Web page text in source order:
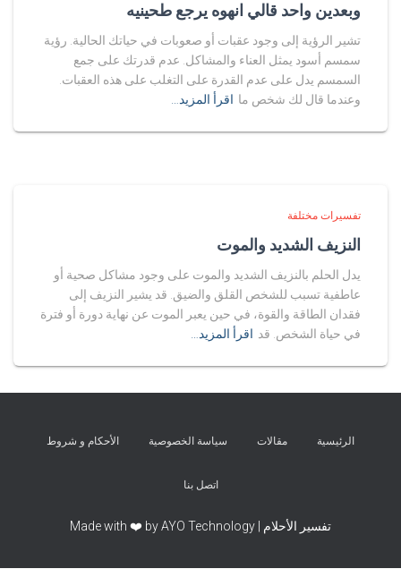
وبعدين واحد قالي انهوه يرجع طحينيه
تشير الرؤية إلى وجود عقبات أو صعوبات في حياتك الحالية. رؤية
سمسم أسود يمثل العناء والمشاكل. عدم قدرتك على جمع
السمسم يدل على عدم القدرة على التغلب على هذه العقبات.
وعندما قال لك شخص ما اقرأ المزيد…
تفسيرات مختلفة
النزيف الشديد والموت
يدل الحلم بالنزيف الشديد والموت على وجود مشاكل صحية أو
عاطفية تسبب للشخص القلق والضيق. قد يشير النزيف إلى
فقدان الطاقة والقوة، في حين يعبر الموت عن نهاية دورة أو فترة
في حياة الشخص. قد اقرأ المزيد…
الرئيسية مقالات سياسة الخصوصية الأحكام و شروط
اتصل بنا
تفسير الأحلام | Made with ❤️ by AYO Technology